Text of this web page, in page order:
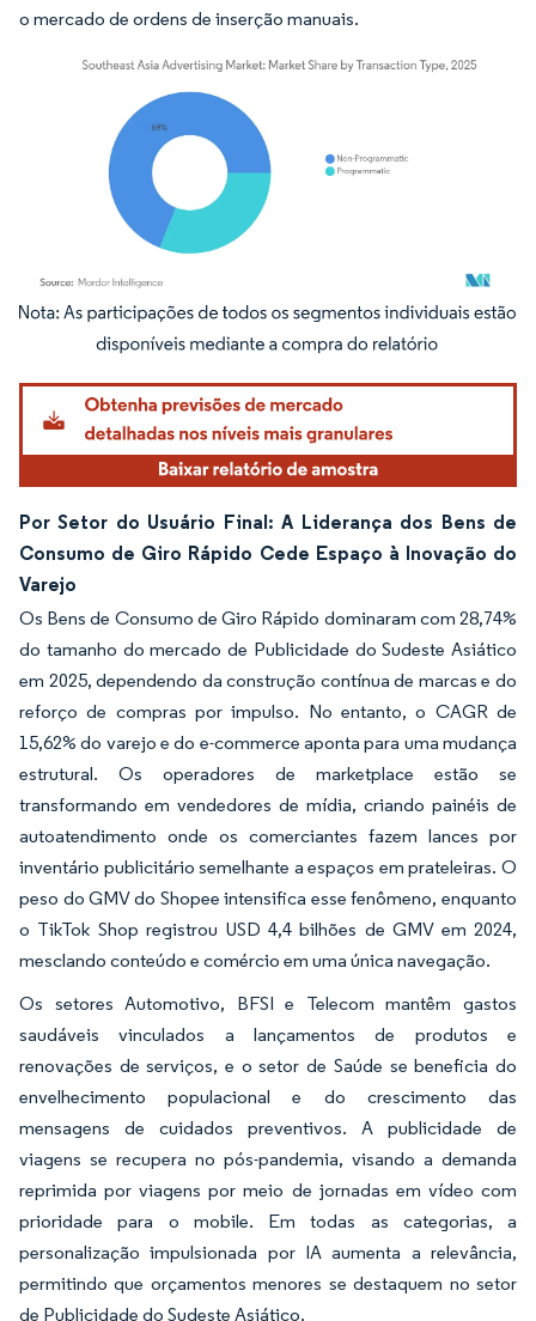
o mercado de ordens de inserção manuais.
Imagem © Mordor Intelligence. O reuso requer atribuição conforme CC BY 4.0.
Por Setor do Usuário Final: A Liderança dos Bens de
Consumo de Giro Rápido Cede Espaço à Inovação do
Varejo
Os Bens de Consumo de Giro Rápido dominaram com 28,74%
do tamanho do mercado de Publicidade do Sudeste Asiático
em 2025, dependendo da construção contínua de marcas e do
reforço de compras por impulso. No entanto, o CAGR de
15,62% do varejo e do e-commerce aponta para uma mudança
estrutural. Os operadores de marketplace estão se
transformando em vendedores de mídia, criando painéis de
autoatendimento onde os comerciantes fazem lances por
inventário publicitário semelhante a espaços em prateleiras. O
peso do GMV do Shopee intensifica esse fenômeno, enquanto
o TikTok Shop registrou USD 4,4 bilhões de GMV em 2024,
mesclando conteúdo e comércio em uma única navegação.
Os setores Automotivo, BFSI e Telecom mantêm gastos
saudáveis vinculados a lançamentos de produtos e
renovações de serviços, e o setor de Saúde se beneficia do
envelhecimento populacional e do crescimento das
mensagens de cuidados preventivos. A publicidade de
viagens se recupera no pós-pandemia, visando a demanda
reprimida por viagens por meio de jornadas em vídeo com
prioridade para o mobile. Em todas as categorias, a
personalização impulsionada por IA aumenta a relevância,
permitindo que orçamentos menores se destaquem no setor
de Publicidade do Sudeste Asiático.